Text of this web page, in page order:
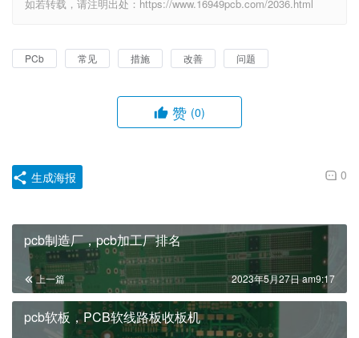
如若转载，请注明出处：https://www.16949pcb.com/2036.html
PCb 常见 措施 改善 问题
赞 (0)
0
生成海报
pcb制造厂，pcb加工厂排名
上一篇 2023年5月27日 am9:17
pcb软板，PCB软线路板收板机